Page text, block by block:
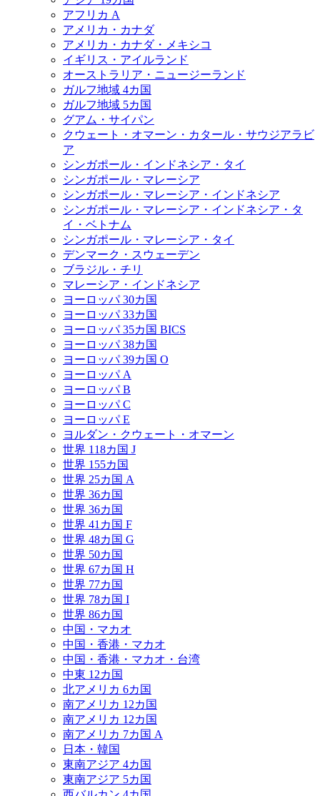
アフリカ A
アメリカ・カナダ
アメリカ・カナダ・メキシコ
イギリス・アイルランド
オーストラリア・ニュージーランド
ガルフ地域 4カ国
ガルフ地域 5カ国
グアム・サイパン
クウェート・オマーン・カタール・サウジアラビ
ア
シンガポール・インドネシア・タイ
シンガポール・マレーシア
シンガポール・マレーシア・インドネシア
シンガポール・マレーシア・インドネシア・タ
イ・ベトナム
シンガポール・マレーシア・タイ
デンマーク・スウェーデン
ブラジル・チリ
マレーシア・インドネシア
ヨーロッパ 30カ国
ヨーロッパ 33カ国
ヨーロッパ 35カ国 BICS
ヨーロッパ 38カ国
ヨーロッパ 39カ国 O
ヨーロッパ A
ヨーロッパ B
ヨーロッパ C
ヨーロッパ E
ヨルダン・クウェート・オマーン
世界 118カ国 J
世界 155カ国
世界 25カ国 A
世界 36カ国
世界 36カ国
世界 41カ国 F
世界 48カ国 G
世界 50カ国
世界 67カ国 H
世界 77カ国
世界 78カ国 I
世界 86カ国
中国・マカオ
中国・香港・マカオ
中国・香港・マカオ・台湾
中東 12カ国
北アメリカ 6カ国
南アメリカ 12カ国
南アメリカ 12カ国
南アメリカ 7カ国 A
日本・韓国
東南アジア 4カ国
東南アジア 5カ国